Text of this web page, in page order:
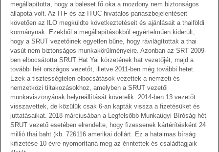
megállapította, hogy a baleset fő oka a mozdony nem biztonságos
állapota volt. Az ITF és az ITUC hivatalos panaszbejelentéseit
követően az ILO megküldte következtetéseit és ajánlásait a thaiföldi
kormánynak. Ezekből a megállapításokból egyértelműen kiderült,
hogy a SRUT vezetőinek egyetlen bűne, hogy rávilágítottak a thai
vasút nem biztonságos munkakörülményeire. Azonban az SRT 2009-
ben elbocsátotta SRUT Hat Yai körzetének hat vezetőjét, majd a
további hét országos vezetőt, illetve 2011-ben még további hetet.
Ezek a tisztességtelen elbocsátások vezettek a nemzeti és
nemzetközi tiltakozásokhoz, amelyben a SRUT vezetői
munkaviszonyának helyreállítását követelik. 2014-ben 13 vezetőt
visszavettek, de közülük csak 6-an kapták vissza a fizetésüket és
juttatásaikat. 2018 márciusában a Legfelsőbb Munkaügyi Bíróság hét
SRUT vezető esetében elrendelte, hogy fizessenek kártérítésként 24
millió thai baht (kb. 726116 amerikai dollárt. Ez a hatalmas bírság
kifizetése 10 évre nyomorítaná meg az érintettek és családtagjaik